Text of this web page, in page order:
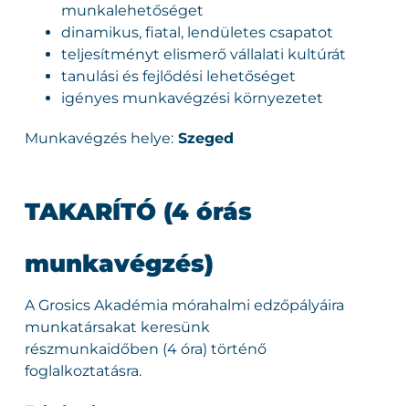
munkalehetőséget
dinamikus, fiatal, lendületes csapatot
teljesítményt elismerő vállalati kultúrát
tanulási és fejlődési lehetőséget
igényes munkavégzési környezetet
Munkavégzés helye:Szeged
TAKARÍTÓ (4 órás
munkavégzés)
A Grosics Akadémia mórahalmi edzőpályáira
munkatársakat keresünk
részmunkaidőben (4 óra) történő
foglalkoztatásra.